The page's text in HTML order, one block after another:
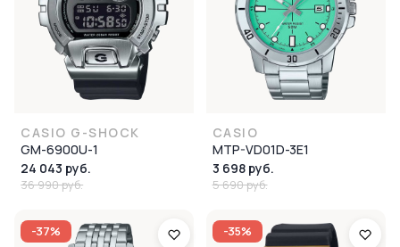
CASIO G-SHOCK
GM-6900U-1
24 043 руб.
36 990 руб.
CASIO
MTP-VD01D-3E1
3 698 руб.
5 690 руб.
-37% -35%